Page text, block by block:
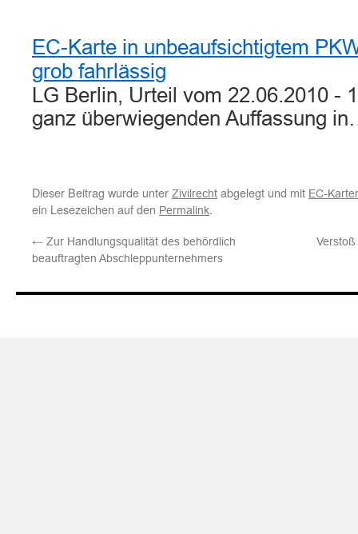
EC-Karte in unbeaufsichtigtem
grob fahrlässig
LG Berlin, Urteil vom 22.06.2010 -
ganz überwiegenden Auffassung
Dieser Beitrag wurde unter Zivilrecht abgelegt und mit EC-
ein Lesezeichen auf den Permalink.
← Zur Handlungsqualität des behördlich
beauftragten Abschleppunternehmers